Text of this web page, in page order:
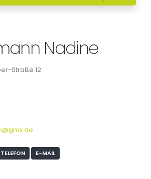
Nadine
Straße 12
TELEFON E-MAIL